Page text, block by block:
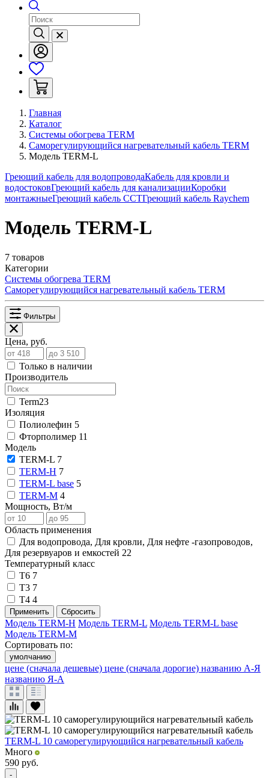
Главная
Каталог
Системы обогрева TERM
Саморегулирующийся нагревательный кабель TERM
Модель TERM-L
Греющий кабель для водопроводаКабель для кровли и
водостоковГреющий кабель для канализацииКоробки
монтажныеГреющий кабель ССТГреющий кабель Raychem
Модель TERM-L
7 товаров
Категории
Системы обогрева TERM
Саморегулирующийся нагревательный кабель TERM
Фильтры
Цена, руб.
Только в наличии
Производитель
Term23
Изоляция
Полиолефин 5
Фторполимер 11
Модель
TERM-L 7
TERM-H 7
TERM-L base 5
TERM-М 4
Мощность, Вт/м
Область применения
Для водопровода, Для кровли, Для нефте -газопроводов,
Для резервуаров и емкостей 22
Температурный класс
Т6 7
Т3 7
Т4 4
Применить Сбросить
Модель TERM-H Модель TERM-L Модель TERM-L base
Модель TERM-М
Сортировать по:
умолчанию
цене (сначала дешевые) цене (сначала дорогие) названию А-Я
названию Я-А
TERM-L 10 саморегулирующийся нагревательный кабель
Много
590 руб.
-